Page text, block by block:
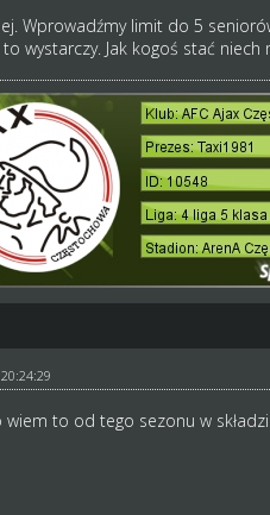
Wprowadźmy limit do 5
to wystarczy. Jak kogoś stać
wiem to od tego sezonu w